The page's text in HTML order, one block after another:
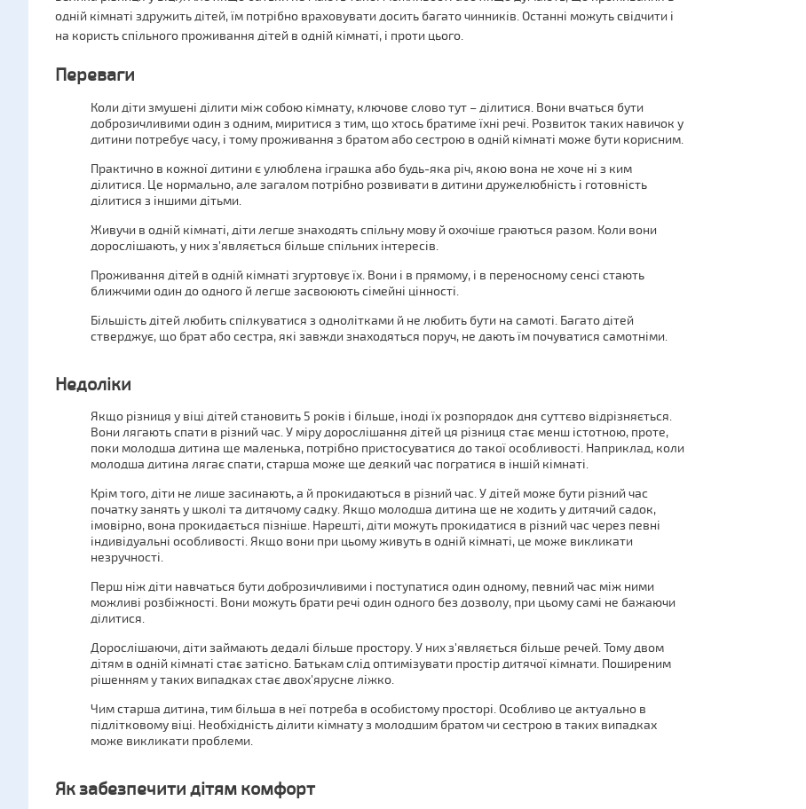
одній кімнаті здружить дітей, їм потрібно враховувати досить багато чинників. Останні можуть свідчити і
на користь спільного проживання дітей в одній кімнаті, і проти цього.
Переваги
Коли діти змушені ділити між собою кімнату, ключове слово тут – ділитися. Вони вчаться бути
доброзичливими один з одним, миритися з тим, що хтось братиме їхні речі. Розвиток таких навичок у
дитини потребує часу, і тому проживання з братом або сестрою в одній кімнаті може бути корисним.
Практично в кожної дитини є улюблена іграшка або будь-яка річ, якою вона не хоче ні з ким
ділитися. Це нормально, але загалом потрібно розвивати в дитини дружелюбність і готовність
ділитися з іншими дітьми.
Живучи в одній кімнаті, діти легше знаходять спільну мову й охочіше граються разом. Коли вони
дорослішають, у них з’являється більше спільних інтересів.
Проживання дітей в одній кімнаті згуртовує їх. Вони і в прямому, і в переносному сенсі стають
ближчими один до одного й легше засвоюють сімейні цінності.
Більшість дітей любить спілкуватися з однолітками й не любить бути на самоті. Багато дітей
стверджує, що брат або сестра, які завжди знаходяться поруч, не дають їм почуватися самотніми.
Недоліки
Якщо різниця у віці дітей становить 5 років і більше, іноді їх розпорядок дня суттєво відрізняється.
Вони лягають спати в різний час. У міру дорослішання дітей ця різниця стає менш істотною, проте,
поки молодша дитина ще маленька, потрібно пристосуватися до такої особливості. Наприклад, коли
молодша дитина лягає спати, старша може ще деякий час погратися в іншій кімнаті.
Крім того, діти не лише засинають, а й прокидаються в різний час. У дітей може бути різний час
початку занять у школі та дитячому садку. Якщо молодша дитина ще не ходить у дитячий садок,
імовірно, вона прокидається пізніше. Нарешті, діти можуть прокидатися в різний час через певні
індивідуальні особливості. Якщо вони при цьому живуть в одній кімнаті, це може викликати
незручності.
Перш ніж діти навчаться бути доброзичливими і поступатися один одному, певний час між ними
можливі розбіжності. Вони можуть брати речі один одного без дозволу, при цьому самі не бажаючи
ділитися.
Дорослішаючи, діти займають дедалі більше простору. У них з'являється більше речей. Тому двом
дітям в одній кімнаті стає затісно. Батькам слід оптимізувати простір дитячої кімнати. Поширеним
рішенням у таких випадках стає двох'ярусне ліжко.
Чим старша дитина, тим більша в неї потреба в особистому просторі. Особливо це актуально в
підлітковому віці. Необхідність ділити кімнату з молодшим братом чи сестрою в таких випадках
може викликати проблеми.
Як забезпечити дітям комфорт